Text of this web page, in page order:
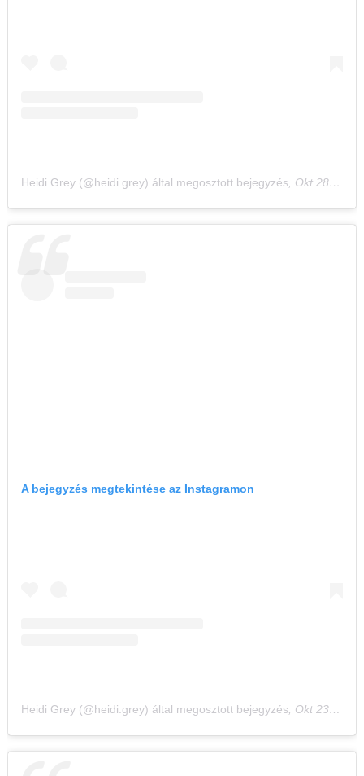
Heidi Grey (@heidi.grey) által megosztott bejegyzés Okt 28., 2020, időpont: 10:36 (PDT időzóna szerint)
A bejegyzés megtekintése az Instagramon
Heidi Grey (@heidi.grey) által megosztott bejegyzés Okt 23., 2020, időpont: 11:30 (PDT időzóna szerint)